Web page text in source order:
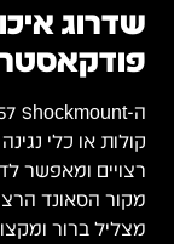
שדרוג
קולות או כלי
רצויים ומאפשר
מקור הסאונד
מצליל ברור